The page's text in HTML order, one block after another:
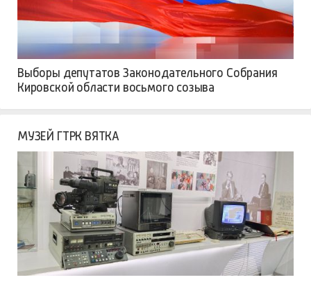
Выборы депутатов Законодательного Собрания
Кировской области восьмого созыва
МУЗЕЙ ГТРК ВЯТКА